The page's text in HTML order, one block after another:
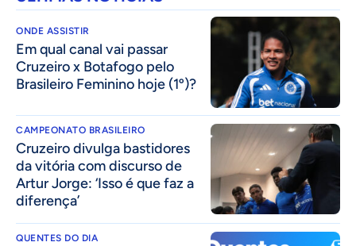
ONDE ASSISTIR
Em qual canal vai passar
Cruzeiro x Botafogo pelo
Brasileiro Feminino hoje (1º)?
CAMPEONATO BRASILEIRO
Cruzeiro divulga bastidores
da vitória com discurso de
Artur Jorge: ‘Isso é que faz a
diferença’
QUENTES DO DIA